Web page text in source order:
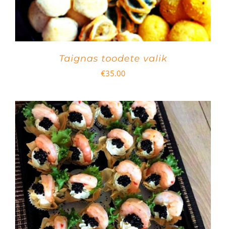
Taignas toodete valik
€35.00